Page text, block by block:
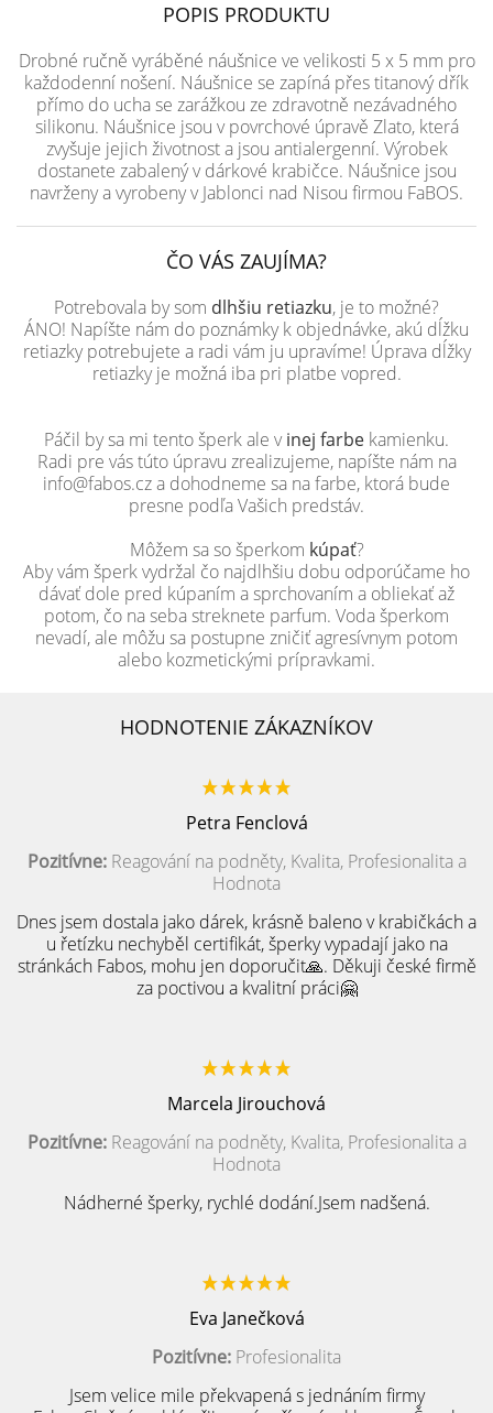
POPIS PRODUKTU
Drobné ručně vyráběné náušnice ve velikosti 5 x 5 mm pro
každodenní nošení. Náušnice se zapíná přes titanový dřík
přímo do ucha se zarážkou ze zdravotně nezávadného
silikonu. Náušnice jsou v povrchové úpravě Zlato, která
zvyšuje jejich životnost a jsou antialergenní. Výrobek
dostanete zabalený v dárkové krabičce. Náušnice jsou
navrženy a vyrobeny v Jablonci nad Nisou firmou FaBOS.
ČO VÁS ZAUJÍMA?
Potrebovala by som dlhšiu retiazku, je to možné?
ÁNO! Napíšte nám do poznámky k objednávke, akú dĺžku
retiazky potrebujete a radi vám ju upravíme! Úprava dĺžky
retiazky je možná iba pri platbe vopred.
Páčil by sa mi tento šperk ale vinej farbe kamienku.
Radi pre vás túto úpravu zrealizujeme, napíšte nám na
info@fabos.cz a dohodneme sa na farbe, ktorá bude
presne podľa Vašich predstáv.
Môžem sa so šperkom kúpať?
Aby vám šperk vydržal čo najdlhšiu dobu odporúčame ho
dávať dole pred kúpaním a sprchovaním a obliekať až
potom, čo na seba streknete parfum. Voda šperkom
nevadí, ale môžu sa postupne zničiť agresívnym potom
alebo kozmetickými prípravkami.
HODNOTENIE ZÁKAZNÍKOV
Petra Fenclová
Pozitívne:Reagování na podněty, Kvalita, Profesionalita a
Hodnota
Dnes jsem dostala jako dárek, krásně baleno v krabičkách a
u řetízku nechyběl certifikát, šperky vypadají jako na
stránkách Fabos, mohu jen doporučit🙏. Děkuji české firmě
za poctivou a kvalitní práci🤗
Marcela Jirouchová
Pozitívne:Reagování na podněty, Kvalita, Profesionalita a
Hodnota
Nádherné šperky, rychlé dodání.Jsem nadšená.
Eva Janečková
Pozitívne: Profesionalita
Jsem velice mile překvapená s jednáním firmy